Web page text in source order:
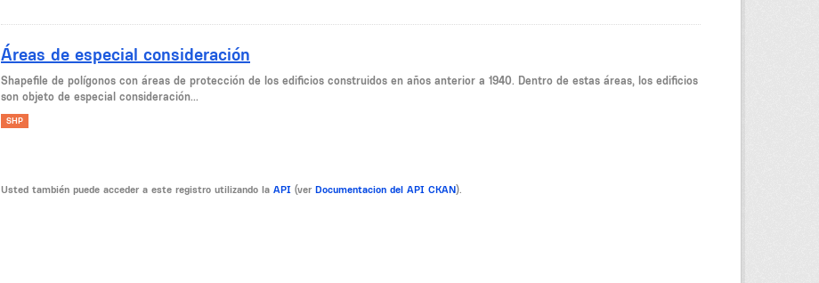
Áreas de especial consideración
Shapefile de polígonos con áreas de protección de los edificios construidos en años anterior a 1940. Dentro de estas áreas, los edificios
son objeto de especial consideración...
SHP
Usted también puede acceder a este registro utilizando la API (ver Documentacion del API CKAN).